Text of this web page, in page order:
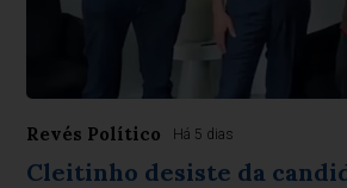
Revés Político Há 5 dias
Cleitinho desiste da